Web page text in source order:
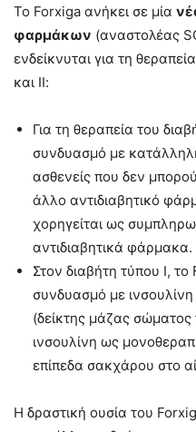
Το Forxiga ανήκει σε μία
φαρμάκων (αναστολέας
ενδείκνυται για τη
και ΙΙ:
Για τη θεραπεία του
συνδυασμό με
ασθενείς που δεν
άλλο αντιδιαβητικό
χορηγείται ως
αντιδιαβητικά φάρμακα.
Στον διαβήτη τύπου Ι,
συνδυασμό με
(δείκτης μάζας
ινσουλίνη ως
επίπεδα σακχάρου στο
Η δραστική ουσία του